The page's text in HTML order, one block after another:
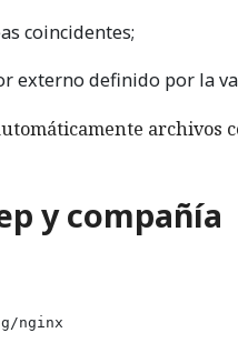
coincidentes;
externo definido por la
archivos
y compañía
nginx